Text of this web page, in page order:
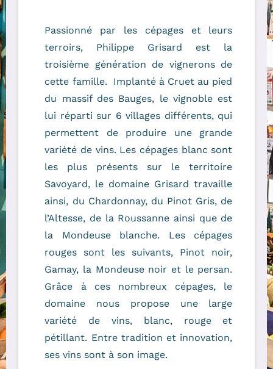
Passionné par les cépages et leurs
terroirs, Philippe Grisard est la
troisième génération de vignerons de
cette famille. Implanté à Cruet au pied
du massif des Bauges, le vignoble est
lui réparti sur 6 villages différents, qui
permettent de produire une grande
variété de vins. Les cépages blanc sont
les plus présents sur le territoire
Savoyard, le domaine Grisard travaille
ainsi, du Chardonnay, du Pinot Gris, de
l’Altesse, de la Roussanne ainsi que de
la Mondeuse blanche. Les cépages
rouges sont les suivants, Pinot noir,
Gamay, la Mondeuse noir et le persan.
Grâce à ces nombreux cépages, le
domaine nous propose une large
variété de vins, blanc, rouge et
pétillant. Entre tradition et innovation,
ses vins sont à son image.